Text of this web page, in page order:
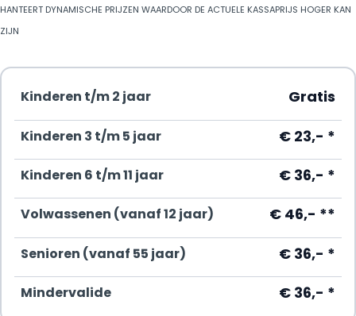
HANTEERT DYNAMISCHE PRIJZEN WAARDOOR DE ACTUELE KASSAPRIJS HOGER KAN
ZIJN
Kinderen t/m 2 jaar Gratis
Kinderen 3 t/m 5 jaar € 23,- *
Kinderen 6 t/m 11 jaar € 36,- *
Volwassenen (vanaf 12 jaar) € 46,- **
Senioren (vanaf 55 jaar) € 36,- *
Mindervalide € 36,- *